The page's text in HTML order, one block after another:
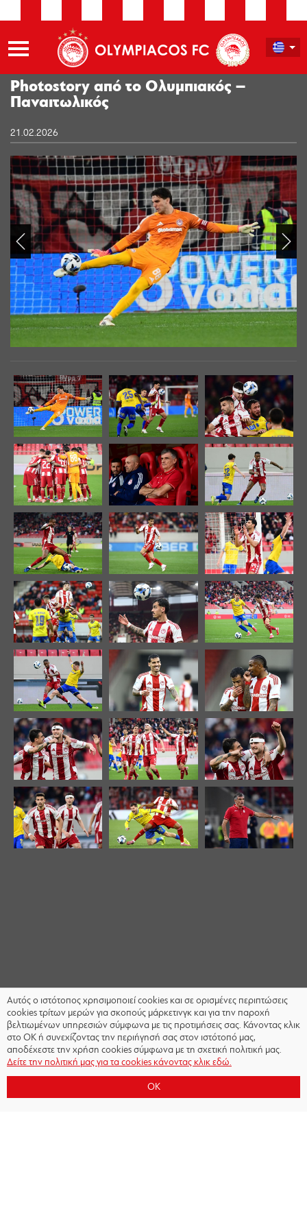
Photostory από το Ολυμπιακός –
Παναιτωλικός
21.02.2026
Αυτός ο ιστότοπος χρησιμοποιεί cookies και σε ορισμένες περιπτώσεις
cookies τρίτων μερών για σκοπούς μάρκετινγκ και για την παροχή
βελτιωμένων υπηρεσιών σύμφωνα με τις προτιμήσεις σας. Κάνοντας κλικ
στο OK ή συνεχίζοντας την περιήγησή σας στον ιστότοπό μας,
αποδέχεστε την χρήση cookies σύμφωνα με τη σχετική πολιτική μας.
Δείτε την πολιτική μας για τα cookies κάνοντας κλικ εδώ.
OK